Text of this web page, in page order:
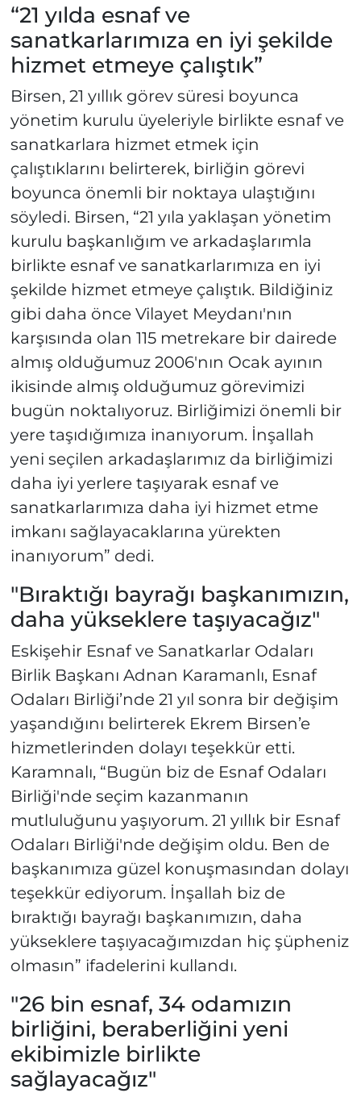
“21 yılda esnaf ve
sanatkarlarımıza en iyi şekilde
hizmet etmeye çalıştık”
Birsen, 21 yıllık görev süresi boyunca
yönetim kurulu üyeleriyle birlikte esnaf ve
sanatkarlara hizmet etmek için
çalıştıklarını belirterek, birliğin görevi
boyunca önemli bir noktaya ulaştığını
söyledi. Birsen, “21 yıla yaklaşan yönetim
kurulu başkanlığım ve arkadaşlarımla
birlikte esnaf ve sanatkarlarımıza en iyi
şekilde hizmet etmeye çalıştık. Bildiğiniz
gibi daha önce Vilayet Meydanı'nın
karşısında olan 115 metrekare bir dairede
almış olduğumuz 2006'nın Ocak ayının
ikisinde almış olduğumuz görevimizi
bugün noktalıyoruz. Birliğimizi önemli bir
yere taşıdığımıza inanıyorum. İnşallah
yeni seçilen arkadaşlarımız da birliğimizi
daha iyi yerlere taşıyarak esnaf ve
sanatkarlarımıza daha iyi hizmet etme
imkanı sağlayacaklarına yürekten
inanıyorum” dedi.
"Bıraktığı bayrağı başkanımızın,
daha yükseklere taşıyacağız"
Eskişehir Esnaf ve Sanatkarlar Odaları
Birlik Başkanı Adnan Karamanlı, Esnaf
Odaları Birliği’nde 21 yıl sonra bir değişim
yaşandığını belirterek Ekrem Birsen’e
hizmetlerinden dolayı teşekkür etti.
Karamnalı, “Bugün biz de Esnaf Odaları
Birliği'nde seçim kazanmanın
mutluluğunu yaşıyorum. 21 yıllık bir Esnaf
Odaları Birliği'nde değişim oldu. Ben de
başkanımıza güzel konuşmasından dolayı
teşekkür ediyorum. İnşallah biz de
bıraktığı bayrağı başkanımızın, daha
yükseklere taşıyacağımızdan hiç şüpheniz
olmasın” ifadelerini kullandı.
"26 bin esnaf, 34 odamızın
birliğini, beraberliğini yeni
ekibimizle birlikte
sağlayacağız"